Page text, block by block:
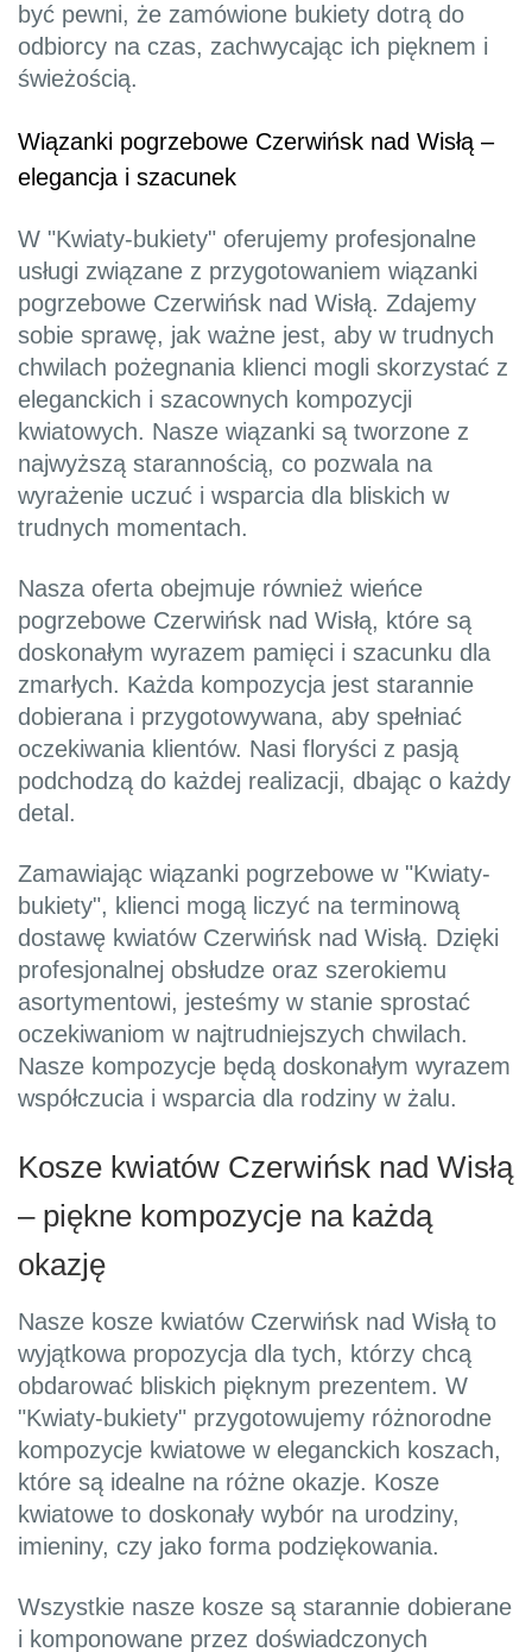
być pewni, że zamówione bukiety dotrą do
odbiorcy na czas, zachwycając ich pięknem i
świeżością.
Wiązanki pogrzebowe Czerwińsk nad Wisłą –
elegancja i szacunek
W "Kwiaty-bukiety" oferujemy profesjonalne
usługi związane z przygotowaniem wiązanki
pogrzebowe Czerwińsk nad Wisłą. Zdajemy
sobie sprawę, jak ważne jest, aby w trudnych
chwilach pożegnania klienci mogli skorzystać z
eleganckich i szacownych kompozycji
kwiatowych. Nasze wiązanki są tworzone z
najwyższą starannością, co pozwala na
wyrażenie uczuć i wsparcia dla bliskich w
trudnych momentach.
Nasza oferta obejmuje również wieńce
pogrzebowe Czerwińsk nad Wisłą, które są
doskonałym wyrazem pamięci i szacunku dla
zmarłych. Każda kompozycja jest starannie
dobierana i przygotowywana, aby spełniać
oczekiwania klientów. Nasi floryści z pasją
podchodzą do każdej realizacji, dbając o każdy
detal.
Zamawiając wiązanki pogrzebowe w "Kwiaty-
bukiety", klienci mogą liczyć na terminową
dostawę kwiatów Czerwińsk nad Wisłą. Dzięki
profesjonalnej obsłudze oraz szerokiemu
asortymentowi, jesteśmy w stanie sprostać
oczekiwaniom w najtrudniejszych chwilach.
Nasze kompozycje będą doskonałym wyrazem
współczucia i wsparcia dla rodziny w żalu.
Kosze kwiatów Czerwińsk nad Wisłą
– piękne kompozycje na każdą
okazję
Nasze kosze kwiatów Czerwińsk nad Wisłą to
wyjątkowa propozycja dla tych, którzy chcą
obdarować bliskich pięknym prezentem. W
"Kwiaty-bukiety" przygotowujemy różnorodne
kompozycje kwiatowe w eleganckich koszach,
które są idealne na różne okazje. Kosze
kwiatowe to doskonały wybór na urodziny,
imieniny, czy jako forma podziękowania.
Wszystkie nasze kosze są starannie dobierane
i komponowane przez doświadczonych